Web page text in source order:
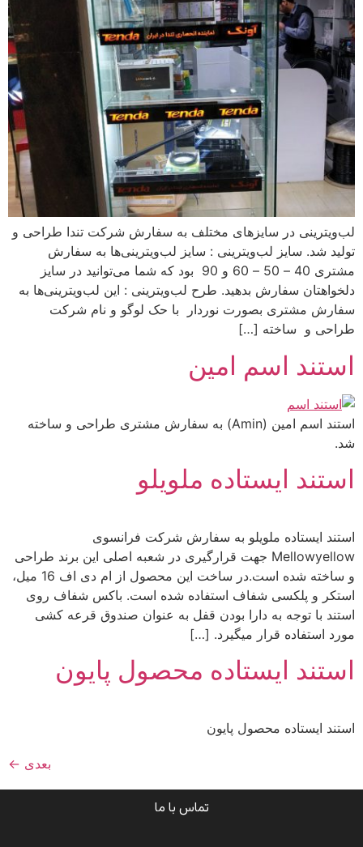
لب‌ویترینی در سایزهای مختلف به سفارش شرکت تندا طراحی و
تولید شد. سایز لب‌ویترینی : سایز لب‌ویترینی‌ها به سفارش
مشتری 40 – 50 – 60 و 90 بود که شما می‌توانید در سایز
دلخواهتان سفارش بدهید. طرح‌ لب‌ویترینی : این لب‌ویترینی‌ها به
سفارش مشتری بصورت نوردار با حک لوگو و نام شرکت
طراحی و ساخته […]
استند اسم امین
استند اسم امین (Amin) به سفارش مشتری طراحی و ساخته
شد.
استند ایستاده ملویلو
استند ایستاده ملویلو به سفارش شرکت فرانسوی
Mellowyellow جهت قرارگیری در شعبه اصلی این برند طراحی
و ساخته شده است.در ساخت این محصول از ام دی اف 16 میل،
استکر و پلکسی شفاف استفاده شده است. باکس شفاف روی
استند با توجه به دارا بودن قفل به عنوان صندوق قرعه کشی
مورد استفاده قرار میگیرد. […]
استند ایستاده محصول پایون
استند ایستاده محصول پایون
بعدی ←
تماس با ما